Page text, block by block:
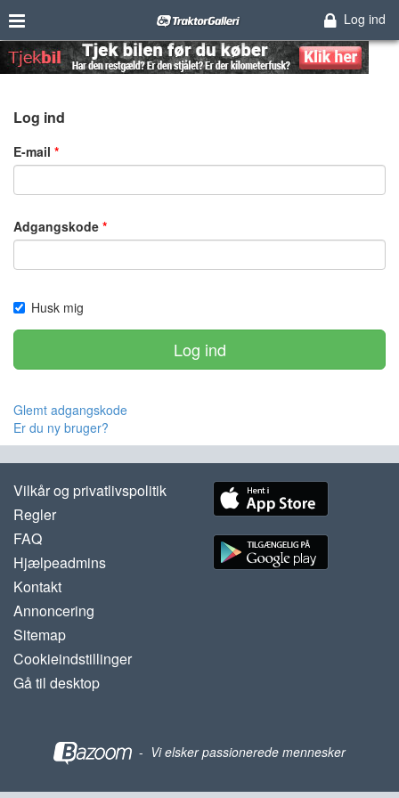
Log ind
Log ind
E-mail
Adgangskode
Husk mig
Log ind
Glemt adgangskode
Er du ny bruger?
Vilkår og privatlivspolitik
Regler
FAQ
Hjælpeadmins
Kontakt
Annoncering
Sitemap
Cookieindstillinger
Gå til desktop
- Vi elsker passionerede mennesker